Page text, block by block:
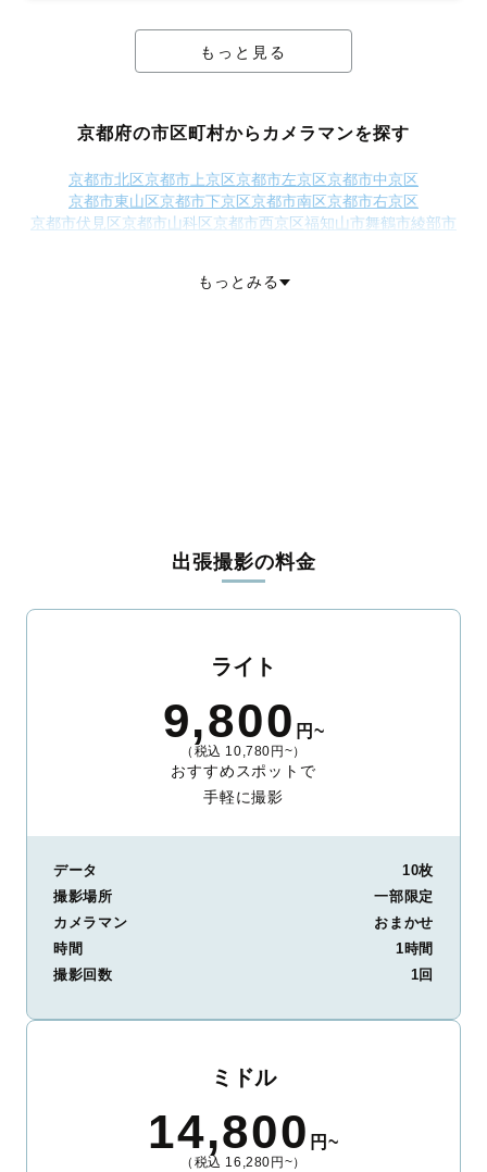
もっと見る
京都府の市区町村からカメラマンを探す
京都市北区京都市上京区京都市左京区京都市中京区
京都市東山区京都市下京区京都市南区京都市右京区
京都市伏見区京都市山科区京都市西京区福知山市舞鶴市綾部市
相楽郡笠置町相楽郡和束町
もっとみる
出張撮影の料金
ライト
9,800 円~
（税込 10,780円~）
おすすめスポットで
手軽に撮影
データ
10枚
撮影場所
一部限定
カメラマン
おまかせ
時間
1時間
撮影回数
1回
ミドル
14,800 円~
（税込 16,280円~）